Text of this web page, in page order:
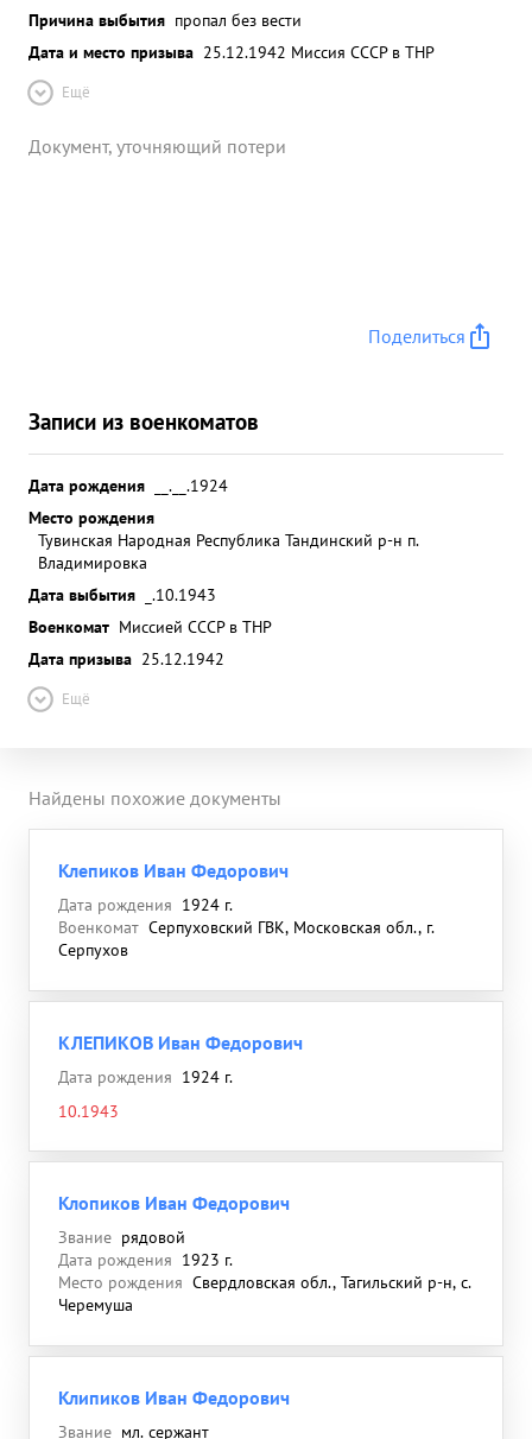
Причина выбытия пропал без вести
Дата и место призыва 25.12.1942 Миссия СССР в ТНР
Ещё
Документ, уточняющий потери
Поделиться
Записи из военкоматов
Дата рождения
__.__.1924
Место рождения
Тувинская Народная Республика Тандинский р-н п.
Владимировка
Дата выбытия
_.10.1943
Военкомат Миссией СССР в ТНР
Дата призыва 25.12.1942
Ещё
Найдены похожие документы
Клепиков Иван Федорович
Дата рождения 1924 г.
Военкомат Серпуховский ГВК, Московская обл., г.
Серпухов
КЛЕПИКОВ Иван Федорович
Дата рождения 1924 г.
10.1943
Клопиков Иван Федорович
Звание рядовой
Дата рождения 1923 г.
Место рождения Свердловская обл., Тагильский р-н, с.
Черемуша
Клипиков Иван Федорович
Звание мл. сержант